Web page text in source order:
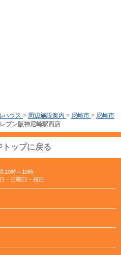
ハウス > 周辺施設案内 > 尼崎市 > 尼崎市
ブン阪神尼崎駅西店
トップに戻る
:10時～19時
・日曜日・祝日